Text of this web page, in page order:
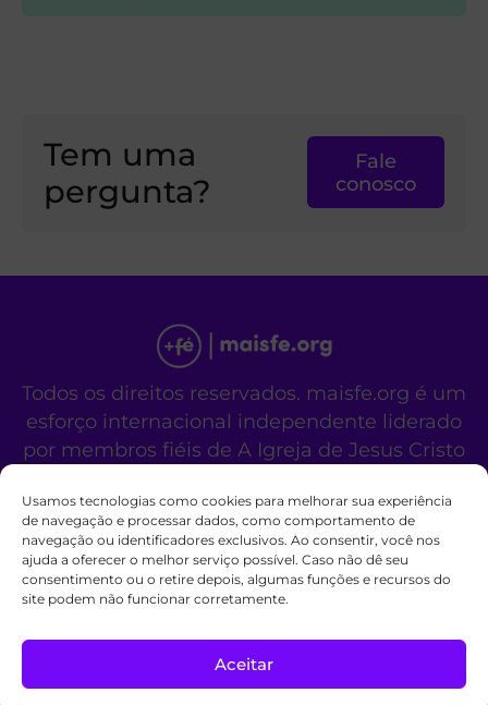
Usamos tecnologias como cookies para melhorar sua experiência
de navegação e processar dados, como comportamento de
navegação ou identificadores exclusivos. Ao consentir, você nos
ajuda a oferecer o melhor serviço possível. Caso não dê seu
consentimento ou o retire depois, algumas funções e recursos do
site podem não funcionar corretamente.
Aceitar
Tem uma
pergunta?
Fale
conosco
Todos os direitos reservados. maisfe.org é um
esforço internacional independente liderado
por membros fiéis de A Igreja de Jesus Cristo
Este site não é um site oficial da organização
religiosa mencionada acima.
Fale Conosco Políticas de Cookies